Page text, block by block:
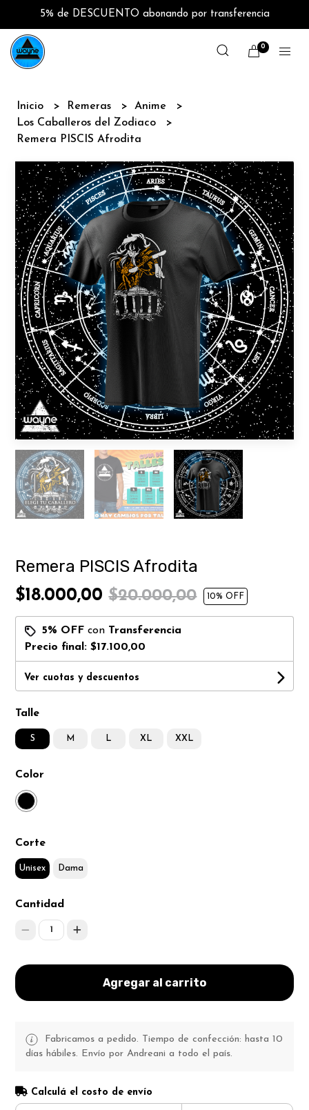
5% de DESCUENTO abonando por transferencia
0
Inicio Remeras
Anime
Los Caballeros del Zodiaco
Remera PISCIS Afrodita
Remera PISCIS Afrodita
$18.000,00$20.000,00 10% OFF
5% OFF con Transferencia
Precio final:$17.100,00
Ver cuotas y descuentos
Talle
S M L XL XXL
Color
Corte
Unisex Dama
Cantidad
1
Agregar al carrito
Fabricamos a pedido. Tiempo de confección: hasta 10
días hábiles. Envío por Andreani a todo el país.
Calculá el costo de envío